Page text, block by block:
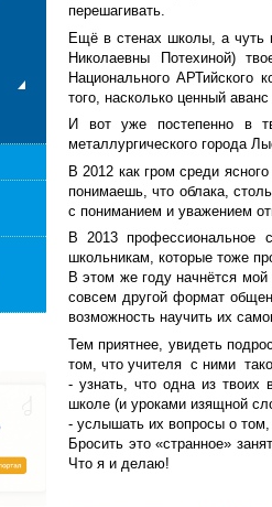
перешагивать.
Ещё в стенах школы, а чуть
Николаевны Потехиной)
Национального АРТийского
того, насколько ценный
И вот уже постепенно в
металлургического города
В 2012 как гром среди
понимаешь, что облака,
с пониманием и уважением
В 2013 профессиональное
школьникам, которые тоже
В этом же году начнётся
совсем другой формат
возможность научить их
Тем приятнее, увидеть
том, что учителя с ними
- узнать, что одна из твоих
школе (и уроками изящной
- услышать их вопросы о
Бросить это «странное»
Что я и делаю!